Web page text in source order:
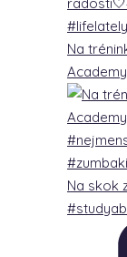
Na
Na skok